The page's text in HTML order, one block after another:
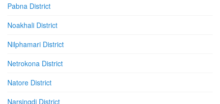
Pabna District
Noakhali District
Nilphamari District
Netrokona District
Natore District
Narsingdi District